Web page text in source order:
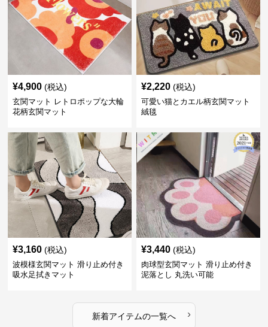
¥4,900 (税込)
玄関マット レトロポップな大輪
花柄玄関マット
¥2,220 (税込)
可愛い猫とカエル柄玄関マット
絨毯
¥3,160 (税込)
波模様玄関マット 滑り止め付き
吸水足拭きマット
¥3,440 (税込)
肉球型玄関マット 滑り止め付き
泥落とし 丸洗い可能
新着アイテムの一覧へ ›